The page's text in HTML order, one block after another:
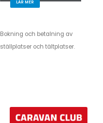
LÄR MER
Bokning och betalning av
ställplatser och tältplatser.